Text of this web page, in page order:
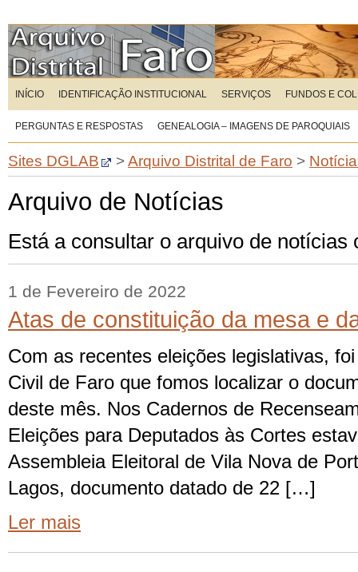
INÍCIO IDENTIFICAÇÃO INSTITUCIONAL SERVIÇOS FUNDOS E
PERGUNTAS E RESPOSTAS GENEALOGIA – IMAGENS DE PAROQUIAIS
Sites DGLAB >Arquivo Distrital de Faro >
Arquivo de Notícias
Está a consultar o arquivo de
1 de Fevereiro de 2022
Atas de constituição da mesa e
Com as recentes eleições legislativas,
Civil de Faro que fomos localizar o
deste mês. Nos Cadernos de
Eleições para Deputados às Cortes
Assembleia Eleitoral de Vila Nova de
Lagos, documento datado de 22 […]
Ler mais